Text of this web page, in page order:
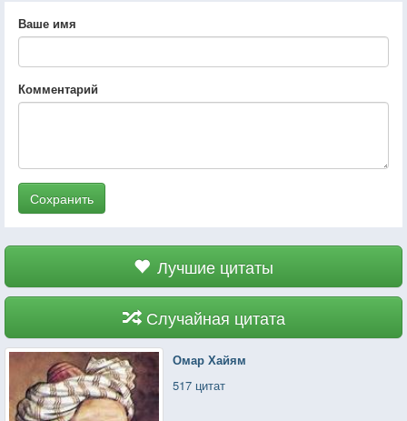
Ваше имя
Комментарий
Сохранить
Лучшие цитаты
Случайная цитата
Омар Хайям
517 цитат